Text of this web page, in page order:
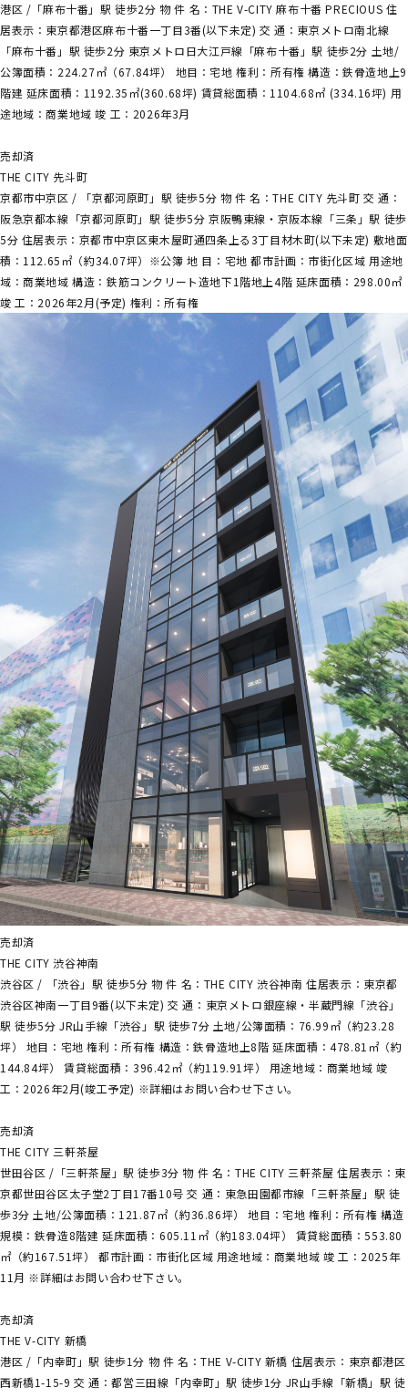
港区 /「麻布十番」駅 徒歩2分 物 件 名：THE V-CITY 麻布十番 PRECIOUS 住
居表示：東京都港区麻布十番一丁目3番(以下未定) 交 通：東京メトロ南北線
「麻布十番」駅 徒歩2分 東京メトロ日大江戸線「麻布十番」駅 徒歩2分 土地/
公簿面積：224.27㎡（67.84坪） 地目：宅地 権利：所有権 構造：鉄骨造地上9
階建 延床面積：1192.35㎡(360.68坪) 賃貸総面積：1104.68㎡ (334.16坪) 用
途地域：商業地域 竣 工：2026年3月
売却済
THE CITY 先斗町
京都市中京区 / 「京都河原町」駅 徒歩5分 物 件 名：THE CITY 先斗町 交 通：
阪急京都本線「京都河原町」駅 徒歩5分 京阪鴨東線・京阪本線「三条」駅 徒歩
5分 住居表示：京都市中京区東木屋町通四条上る3丁目材木町(以下未定) 敷地面
積：112.65㎡（約34.07坪）※公簿 地 目：宅地 都市計画：市街化区域 用途地
域：商業地域 構造：鉄筋コンクリート造地下1階地上4階 延床面積：298.00㎡
竣 工：2026年2月(予定) 権利：所有権
売却済
THE CITY 渋谷神南
渋谷区 / 「渋谷」駅 徒歩5分 物 件 名：THE CITY 渋谷神南 住居表示：東京都
渋谷区神南一丁目9番(以下未定) 交 通：東京メトロ銀座線・半蔵門線「渋谷」
駅 徒歩5分 JR山手線「渋谷」駅 徒歩7分 土地/公簿面積：76.99㎡（約23.28
坪） 地目：宅地 権利：所有権 構造：鉄骨造地上8階 延床面積：478.81㎡（約
144.84坪） 賃貸総面積：396.42㎡（約119.91坪） 用途地域：商業地域 竣
工：2026年2月(竣工予定) ※詳細はお問い合わせ下さい。
売却済
THE CITY 三軒茶屋
世田谷区 /「三軒茶屋」駅 徒歩3分 物 件 名：THE CITY 三軒茶屋 住居表示：東
京都世田谷区太子堂2丁目17番10号 交 通：東急田園都市線「三軒茶屋」駅 徒
歩3分 土地/公簿面積：121.87㎡（約36.86坪） 地目：宅地 権利：所有権 構造
規模：鉄骨造8階建 延床面積：605.11㎡（約183.04坪） 賃貸総面積：553.80
㎡（約167.51坪） 都市計画：市街化区域 用途地域：商業地域 竣 工：2025年
11月 ※詳細はお問い合わせ下さい。
売却済
THE V-CITY 新橋
港区 /「内幸町」駅 徒歩1分 物 件 名：THE V-CITY 新橋 住居表示：東京都港区
西新橋1-15-9 交 通：都営三田線「内幸町」駅 徒歩1分 JR山手線「新橋」駅 徒